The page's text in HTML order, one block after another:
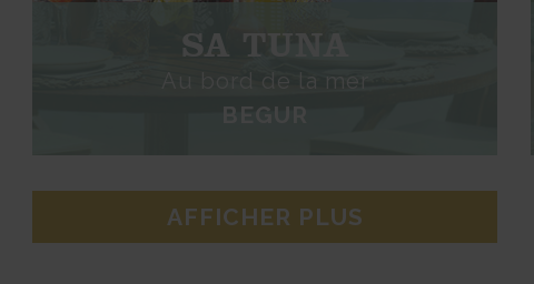
SA TUNA
Au bord de la mer
BEGUR
AFFICHER PLUS